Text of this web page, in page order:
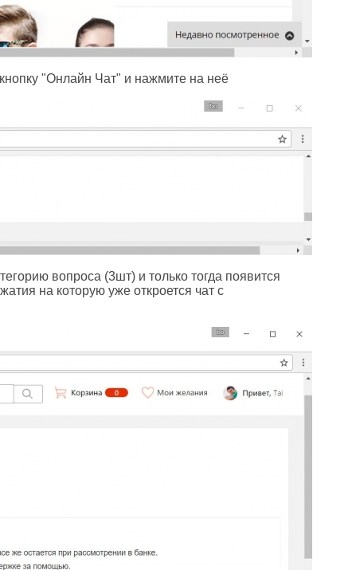
"Онлайн Чат" и нажмите на неё
вопроса (3шт) и только тогда появится
на которую уже откроется чат с